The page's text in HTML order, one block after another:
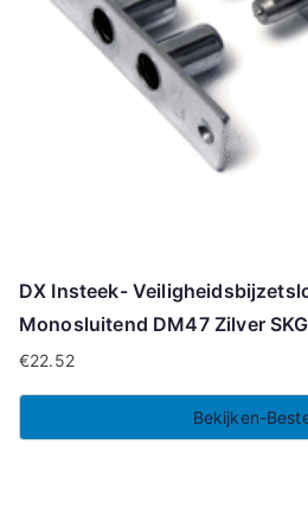
DX Insteek-
Monosluitend DM47 Zilver
€22.52
Bekijken-